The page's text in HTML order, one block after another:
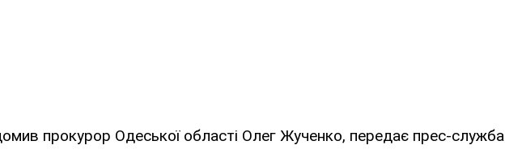
прокурор Одеської області Олег Жученко, передає прес-служба